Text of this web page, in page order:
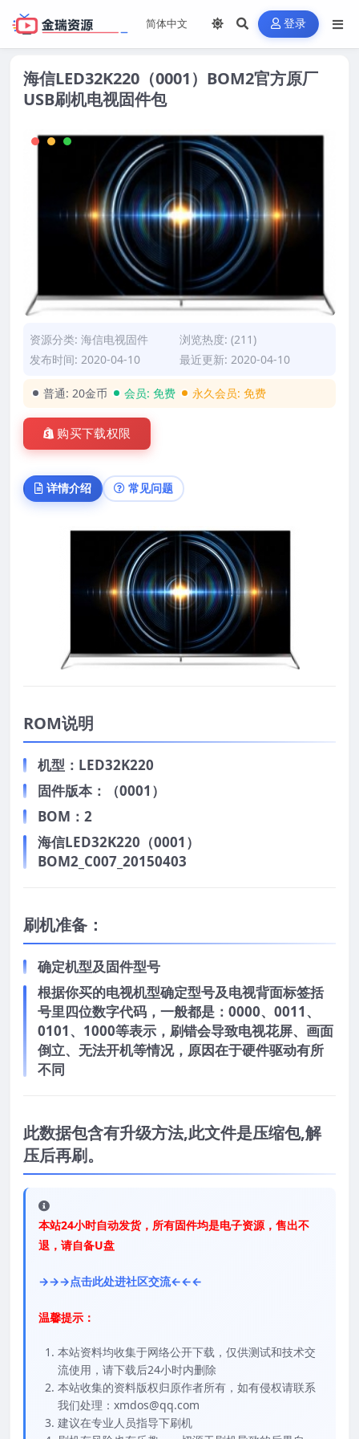
登录
海信LED32K220（0001）BOM2官方原厂
USB刷机电视固件包
资源分类: 海信电视固件
浏览热度: (211)
发布时间: 2020-04-10
最近更新: 2020-04-10
普通: 20金币 会员: 免费 永久会员: 免费
购买下载权限
详情介绍 常见问题
ROM说明
机型：LED32K220
固件版本：（0001）
BOM：2
海信LED32K220（0001）
BOM2_C007_20150403
刷机准备：
确定机型及固件型号
根据你买的电视机型确定型号及电视背面标签括
号里四位数字代码，一般都是：0000、0011、
0101、1000等表示，刷错会导致电视花屏、画面
倒立、无法开机等情况，原因在于硬件驱动有所
不同
此数据包含有升级方法,此文件是压缩包,解
压后再刷。
本站24小时自动发货，所有固件均是电子资源，售出不
退，请自备U盘
→→→点击此处进社区交流←←←
温馨提示：
本站资料均收集于网络公开下载，仅供测试和技术交
流使用，请下载后24小时内删除
本站收集的资料版权归原作者所有，如有侵权请联系
我们处理：xmdos@qq.com
建议在专业人员指导下刷机